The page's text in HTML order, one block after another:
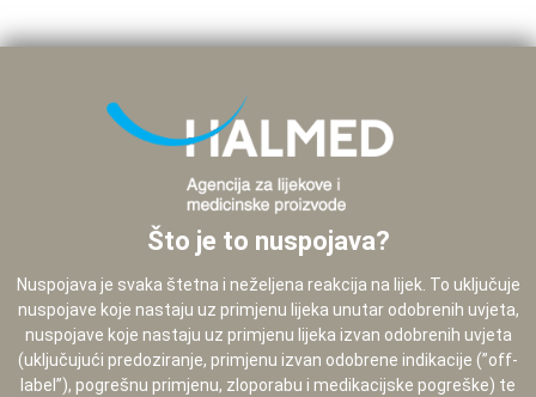
Što je to nuspojava?
Nuspojava je svaka štetna i neželjena reakcija na lijek. To uključuje
nuspojave koje nastaju uz primjenu lijeka unutar odobrenih uvjeta,
nuspojave koje nastaju uz primjenu lijeka izvan odobrenih uvjeta
(uključujući predoziranje, primjenu izvan odobrene indikacije (”off-
label”), pogrešnu primjenu, zloporabu i medikacijske pogreške) te